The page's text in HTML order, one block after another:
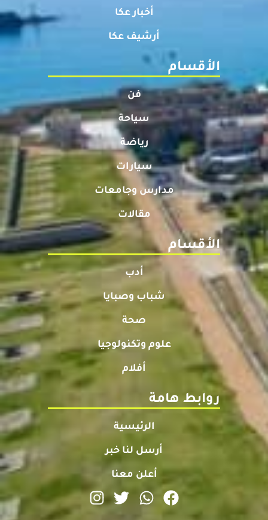
أخبار عكا
أرشيف عكا
الأقسام
فن
سياحة
رياضة
سيارات
مدارس وجامعات
مقالات
الأقسام
أدب
شباب وصبايا
صحة
علوم وتكنولوجيا
أفلام
روابط هامة
الرئيسية
أرسل لنا خبر
أعلن معنا